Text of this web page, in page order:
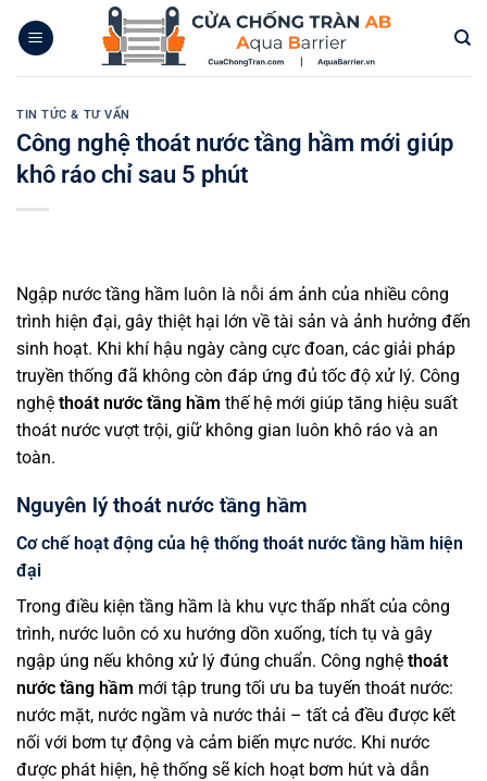
qua
TIN TỨC & TƯ VẤN
Công nghệ thoát nước tầng hầm mới giúp
khô ráo chỉ sau 5 phút
Ngập nước tầng hầm luôn là nỗi ám ảnh của nhiều công
trình hiện đại, gây thiệt hại lớn về tài sản và ảnh hưởng đến
sinh hoạt. Khi khí hậu ngày càng cực đoan, các giải pháp
truyền thống đã không còn đáp ứng đủ tốc độ xử lý. Công
nghệ thoát nước tầng hầm thế hệ mới giúp tăng hiệu suất
thoát nước vượt trội, giữ không gian luôn khô ráo và an
toàn.
Nguyên lý thoát nước tầng hầm
Cơ chế hoạt động của hệ thống thoát nước tầng hầm hiện
đại
Trong điều kiện tầng hầm là khu vực thấp nhất của công
trình, nước luôn có xu hướng dồn xuống, tích tụ và gây
ngập úng nếu không xử lý đúng chuẩn. Công nghệ thoát
nước tầng hầm mới tập trung tối ưu ba tuyến thoát nước:
nước mặt, nước ngầm và nước thải – tất cả đều được kết
nối với bơm tự động và cảm biến mực nước. Khi nước
được phát hiện, hệ thống sẽ kích hoạt bơm hút và dẫn